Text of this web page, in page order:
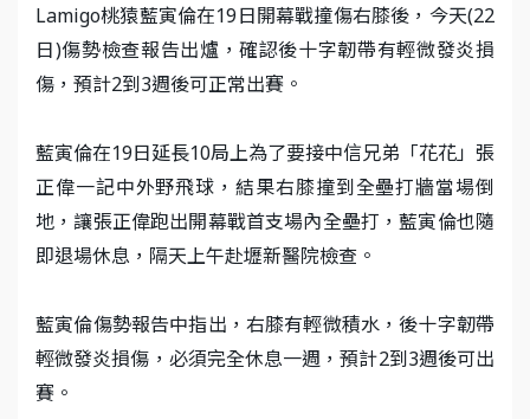
Lamigo桃猿藍寅倫在19日開幕戰撞傷右膝後，今天(22
日)傷勢檢查報告出爐，確認後十字韌帶有輕微發炎損
傷，預計2到3週後可正常出賽。
藍寅倫在19日延長10局上為了要接中信兄弟「花花」張
正偉一記中外野飛球，結果右膝撞到全壘打牆當場倒
地，讓張正偉跑出開幕戰首支場內全壘打，藍寅倫也隨
即退場休息，隔天上午赴壢新醫院檢查。
藍寅倫傷勢報告中指出，右膝有輕微積水，後十字韌帶
輕微發炎損傷，必須完全休息一週，預計2到3週後可出
賽。